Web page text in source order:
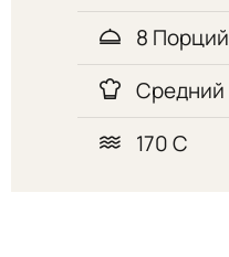
8 Порций
Средний
170 С